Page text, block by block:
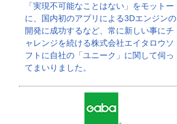
「実現不可能なことはない」をモットー
に、国内初のアプリによる3Dエンジンの
開発に成功するなど、常に新しい事にチ
ャレンジを続ける株式会社エイタロウソ
フトに自社の「ユニーク」に関して伺っ
てまいりました。